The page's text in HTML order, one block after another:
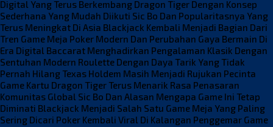
Digital Yang Terus Berkembang Dragon Tiger Dengan Konsep
Sederhana Yang Mudah Diikuti Sic Bo Dan Popularitasnya Yang
Terus Meningkat Di Asia Blackjack Kembali Menjadi Bagian Dari
Tren Game Meja Poker Modern Dan Perubahan Gaya Bermain Di
Era Digital Baccarat Menghadirkan Pengalaman Klasik Dengan
Sentuhan Modern Roulette Dengan Daya Tarik Yang Tidak
Pernah HilangTexas Holdem Masih Menjadi Rujukan Pecinta
Game Kartu Dragon Tiger Terus Menarik Rasa Penasaran
Komunitas Global Sic Bo Dan Alasan Mengapa Game Ini Tetap
Diminati Blackjack Menjadi Salah Satu Game Meja Yang Paling
Sering Dicari Poker Kembali Viral Di Kalangan Penggemar Game